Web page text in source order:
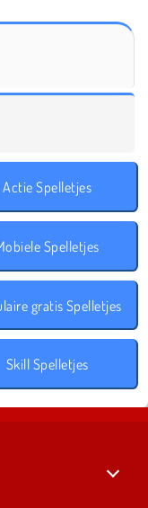
Actie Spelletjes
Spelletjes
gratis Spelletjes
Skill Spelletjes